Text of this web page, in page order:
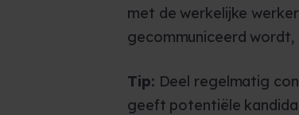
met de werkelijke
gecommuniceerd
Tip: Deel regelmatig
geeft potentiële